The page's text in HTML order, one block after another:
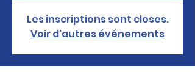
Les inscriptions sont closes.
Voir d'autres événements